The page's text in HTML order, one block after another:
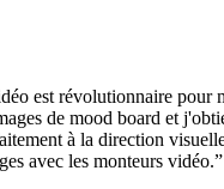
est révolutionnaire pour
de mood board et
à la direction
avec les monteurs vidéo.”